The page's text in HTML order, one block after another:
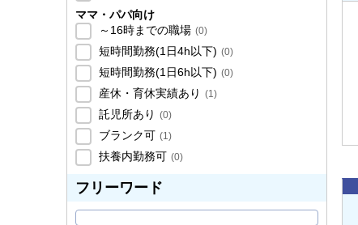
ママ・パパ向け
～16時までの職場 (0)
短時間勤務(1日4h以下) (0)
短時間勤務(1日6h以下) (0)
産休・育休実績あり (1)
託児所あり (0)
ブランク可 (1)
扶養内勤務可 (0)
フリーワード